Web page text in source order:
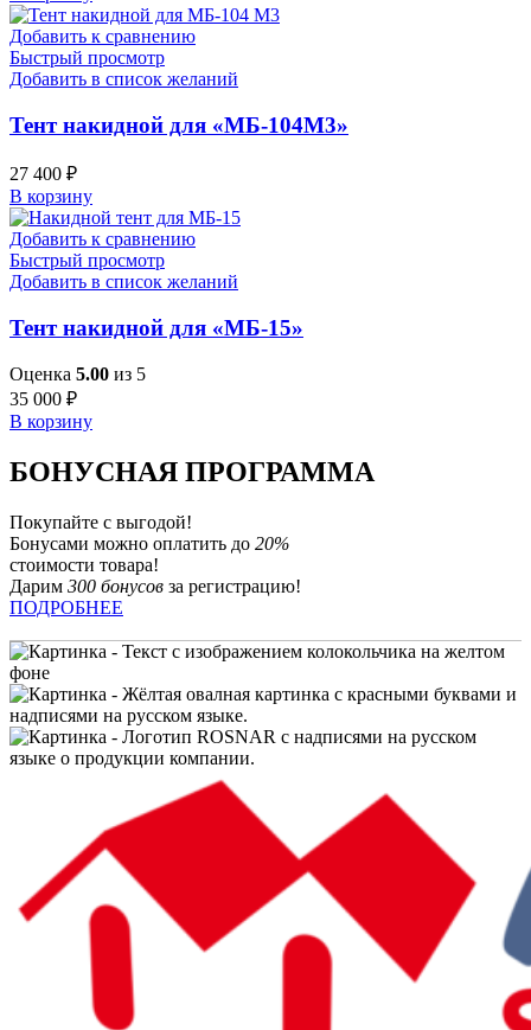
Добавить к сравнению
Быстрый просмотр
Добавить в список желаний
Тент накидной для «МБ-104М3»
27 400 ₽
В корзину
Добавить к сравнению
Быстрый просмотр
Добавить в список желаний
Тент накидной для «МБ-15»
Оценка 5.00 из 5
35 000 ₽
В корзину
БОНУСНАЯ ПРОГРАММА
Покупайте с выгодой!
Бонусами можно оплатить до 20%
стоимости товара!
Дарим 300 бонусов за регистрацию!
ПОДРОБНЕЕ